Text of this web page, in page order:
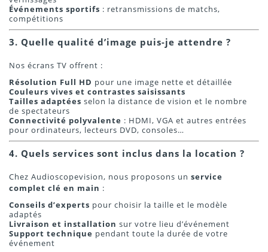
Événements sportifs : retransmissions de matchs,
compétitions
3. Quelle qualité d’image puis-je attendre ?
Nos écrans TV offrent :
Résolution Full HD pour une image nette et détaillée
Couleurs vives et contrastes saisissants
Tailles adaptées selon la distance de vision et le nombre
de spectateurs
Connectivité polyvalente : HDMI, VGA et autres entrées
pour ordinateurs, lecteurs DVD, consoles…
4. Quels services sont inclus dans la location ?
Chez Audioscopevision, nous proposons un service
complet clé en main :
Conseils d’experts pour choisir la taille et le modèle
adaptés
Livraison et installation sur votre lieu d’événement
Support technique pendant toute la durée de votre
événement